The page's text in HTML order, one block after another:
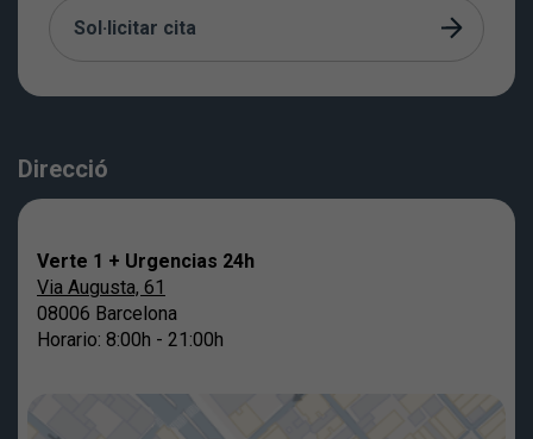
Sol·licitar cita
Direcció
Verte 1 + Urgencias 24h
Via Augusta, 61
08006 Barcelona
Horario: 8:00h - 21:00h